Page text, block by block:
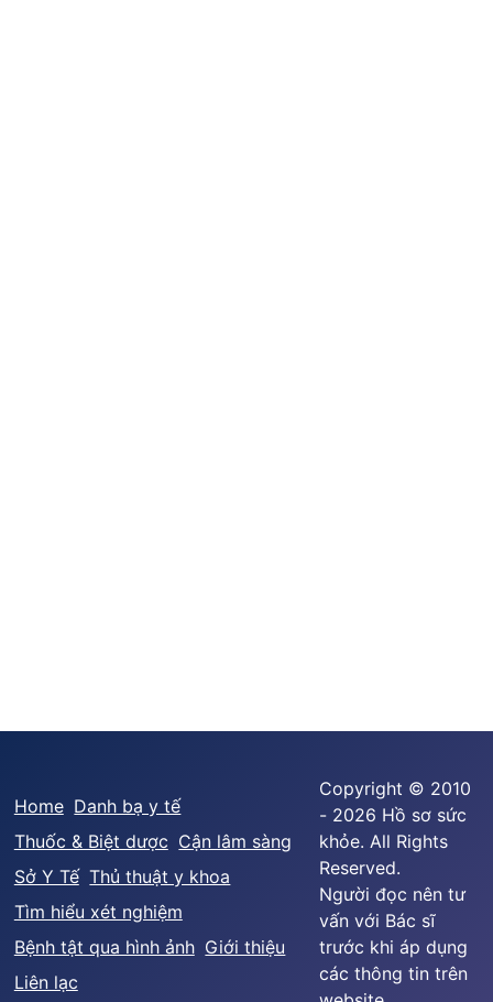
Home Danh bạ y tế
Thuốc & Biệt dược Cận lâm sàng
Sở Y Tế Thủ thuật y khoa
Tìm hiểu xét nghiệm
Bệnh tật qua hình ảnh Giới thiệu
Liên lạc
Copyright © 2010
- 2026 Hồ sơ sức
khỏe. All Rights
Reserved.
Người đọc nên tư
vấn với Bác sĩ
trước khi áp dụng
các thông tin trên